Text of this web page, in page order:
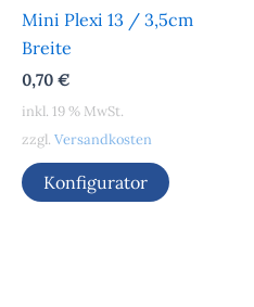
Mini Plexi 13 / 3,5cm
Breite
0,70 €
inkl. 19 % MwSt.
zzgl. Versandkosten
Konfigurator